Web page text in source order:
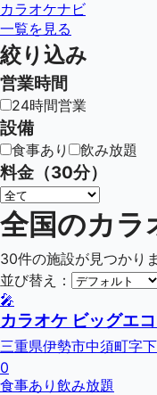
カラオケナビ
一覧を見る
絞り込み
営業時間
24時間営業
設備
食事あり 飲み放題
料金（30分）
全国のカラ
30件の施設が見つかり
並び替え：
🎤
カラオケ ビッグエ
三重県伊勢市中須町字
0
食事あり 飲み放題